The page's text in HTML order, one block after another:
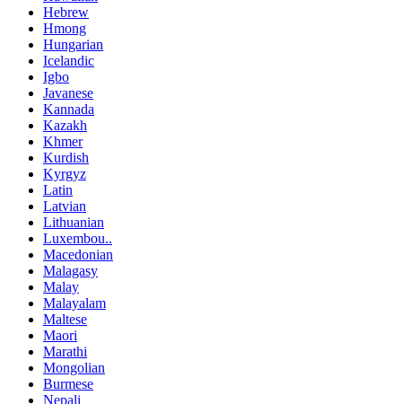
Hebrew
Hmong
Hungarian
Icelandic
Igbo
Javanese
Kannada
Kazakh
Khmer
Kurdish
Kyrgyz
Latin
Latvian
Lithuanian
Luxembou..
Macedonian
Malagasy
Malay
Malayalam
Maltese
Maori
Marathi
Mongolian
Burmese
Nepali